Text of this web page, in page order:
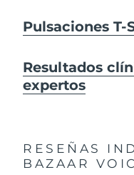
Pulsaciones T-
Resultados
expertos
RESEÑAS
BAZAAR